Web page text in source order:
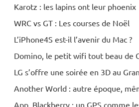
Karotz : les lapins ont leur phoenix
WRC vs GT : Les courses de Noël
L’iPhone4S est-il l’avenir du Mac ?
Domino, le petit wifi tout beau de
LG s’offre une soirée en 3D au
Another World : autre époque,
App. Blackberry : un GPS comme